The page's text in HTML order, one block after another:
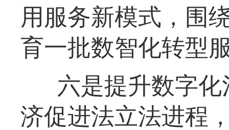
用服务新模式，围
育一批数智化转型
六是提升数字
济促进法立法进程